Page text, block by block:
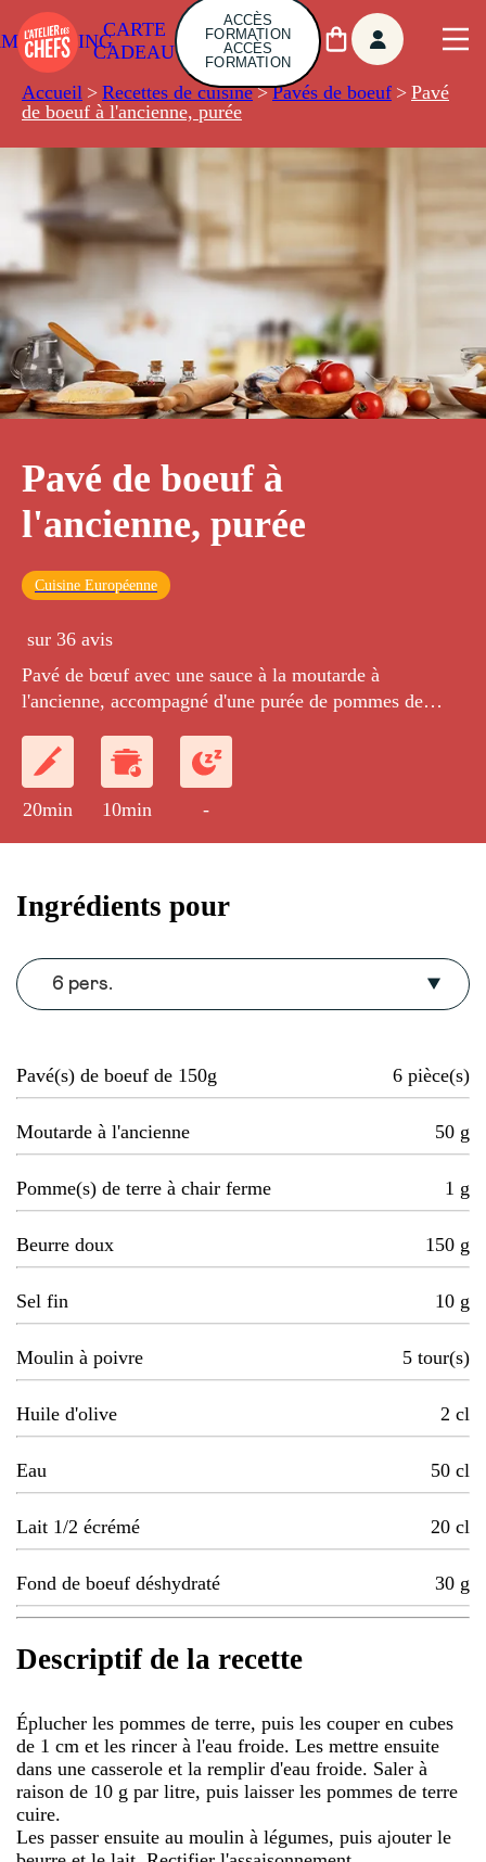
CARTE
CADEAU
ACCÈS
FORMATION
ACCÈS
FORMATION
Accueil > Recettes de cuisine > Pavés de boeuf > Pavé
de boeuf à l'ancienne, purée
Pavé de boeuf à
l'ancienne, purée
Cuisine Européenne
sur 36 avis
Pavé de bœuf avec une sauce à la moutarde à
l'ancienne, accompagné d'une purée de pommes de
20min 10min -
Ingrédients pour
6 pers.
Pavé(s) de boeuf de 150g 6 pièce(s)
Moutarde à l'ancienne 50 g
Pomme(s) de terre à chair ferme 1 g
Beurre doux 150 g
Sel fin 10 g
Moulin à poivre 5 tour(s)
Huile d'olive 2 cl
Eau 50 cl
Lait 1/2 écrémé 20 cl
Fond de boeuf déshydraté 30 g
Descriptif de la recette
Éplucher les pommes de terre, puis les couper en cubes
de 1 cm et les rincer à l'eau froide. Les mettre ensuite
dans une casserole et la remplir d'eau froide. Saler à
raison de 10 g par litre, puis laisser les pommes de terre
cuire.
Les passer ensuite au moulin à légumes, puis ajouter le